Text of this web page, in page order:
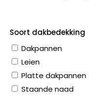
Soort dakbedekking
Dakpannen
Leien
Platte dakpannen
Staande naad